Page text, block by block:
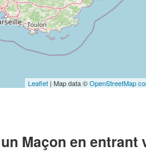
Leaflet | Map data ©OpenStreetMap
Maçon en